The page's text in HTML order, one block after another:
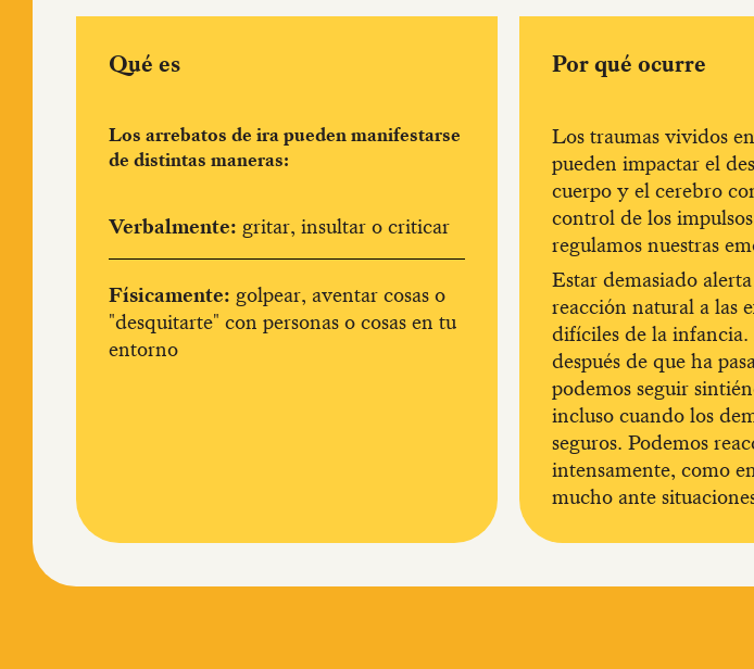
Qué es
Los arrebatos de ira pueden manifestarse
de distintas maneras:
Verbalmente: gritar, insultar o criticar
Físicamente: golpear, aventar cosas o
"desquitarte" con personas o cosas en tu
entorno
Por qué ocurre
Los traumas vividos
pueden impactar el
cuerpo y el cerebro
control de los
regulamos nuestras
Estar demasiado
reacción natural a las
difíciles de la
después de que ha
podemos seguir
incluso cuando los
seguros. Podemos
intensamente, como
mucho ante